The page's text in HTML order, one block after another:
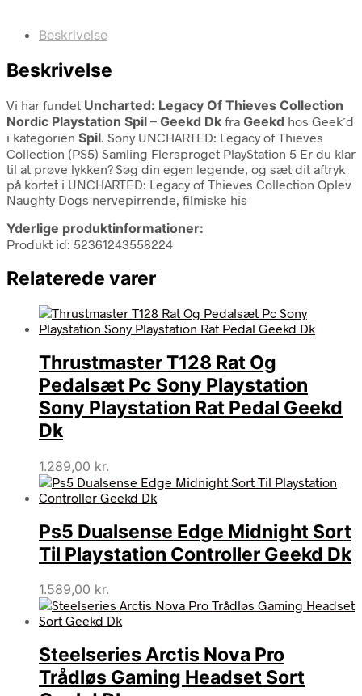
Beskrivelse
Beskrivelse
Vi har fundet Uncharted: Legacy Of Thieves Collection
Nordic Playstation Spil – Geekd Dk fra Geekd hos Geek´d
i kategorien Spil. Sony UNCHARTED: Legacy of Thieves
Collection (PS5) Samling Flersproget PlayStation 5 Er du klar
til at prøve lykken? Søg din egen legende, og sæt dit aftryk
på kortet i UNCHARTED: Legacy of Thieves Collection Oplev
Naughty Dogs nervepirrende, filmiske his
Yderlige produktinformationer:
Produkt id: 52361243558224
Relaterede varer
Thrustmaster T128 Rat Og
Pedalsæt Pc Sony Playstation
Sony Playstation Rat Pedal Geekd
Dk
1.289,00 kr.
Ps5 Dualsense Edge Midnight Sort
Til Playstation Controller Geekd Dk
1.589,00 kr.
Steelseries Arctis Nova Pro
Trådløs Gaming Headset Sort